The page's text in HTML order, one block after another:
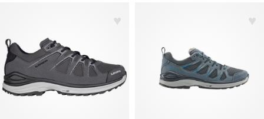
♥︎ ♥︎